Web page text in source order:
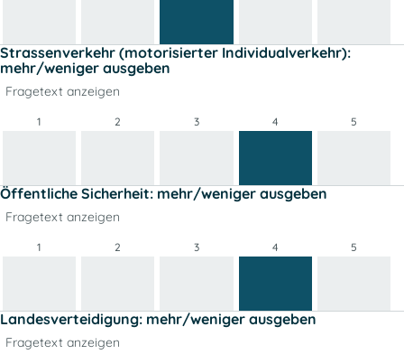
Strassenverkehr (motorisierter Individualverkehr):
mehr/weniger ausgeben
Fragetext anzeigen
1 2 3 4 5
Öffentliche Sicherheit: mehr/weniger ausgeben
Fragetext anzeigen
1 2 3 4 5
Landesverteidigung: mehr/weniger ausgeben
Fragetext anzeigen